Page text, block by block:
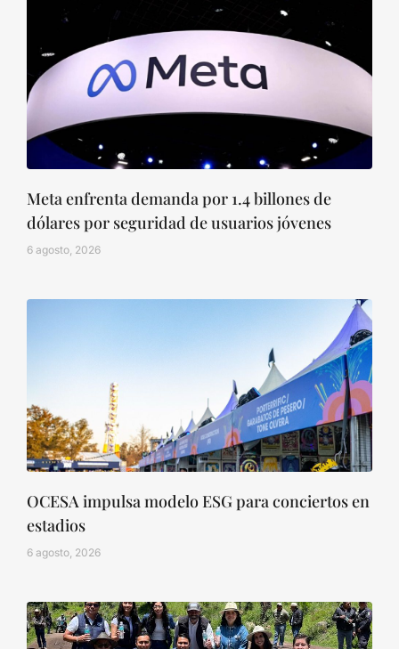
Meta enfrenta demanda por 1.4 billones de
dólares por seguridad de usuarios jóvenes
6 agosto, 2026
OCESA impulsa modelo ESG para conciertos en
estadios
6 agosto, 2026